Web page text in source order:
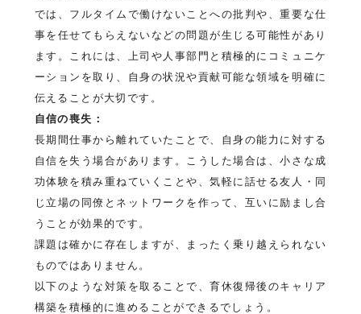
では、フルタイムで働けないことへの批判や、重要な仕
事を任せてもらえないなどの問題が生じる可能性があり
ます。これには、上司や人事部門と積極的にコミュニケ
ーションを取り、自身の状況や貢献可能な領域を明確に
伝えることが大切です。
自信の喪失：
長期間仕事から離れていたことで、自身の能力に対する
自信を失う場合があります。こうした場合は、小さな成
功体験を積み重ねていくことや、気軽に話せる友人・同
じ立場の同僚とネットワークを作って、互いに励まし合
うことが効果的です。
課題は確かに存在しますが、まったく乗り越えられない
ものではありません。
以下のような対策を取ることで、育休復帰後のキャリア
構築を積極的に進めることができるでしょう。